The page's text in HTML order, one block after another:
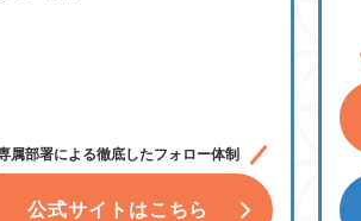
属部署による徹底したフォロー体制
公式サイトはこちら